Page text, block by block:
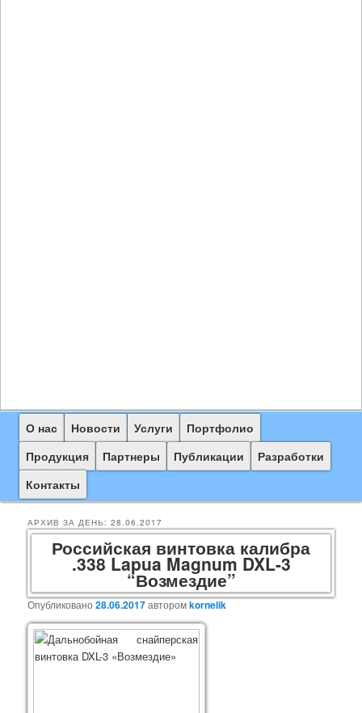
Главное
меню
Перейти
к
основному
содержимому
Перейти
к
дополнительному
содержимому
О нас Новости Услуги
Портфолио
Продукция
Партнеры Публикации
Разработки
Контакты
АРХИВ ЗА ДЕНЬ:28.06.2017
Российская винтовка калибра
.338 Lapua Magnum DXL-3
“Возмездие”
Опубликовано28.06.2017авторомkornelik